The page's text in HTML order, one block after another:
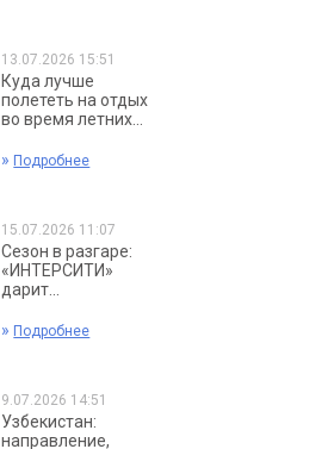
13.07.2026 15:51
Куда лучше
полететь на отдых
во время летних...
» Подробнее
15.07.2026 11:07
Сезон в разгаре:
«ИНТЕРСИТИ»
дарит...
» Подробнее
9.07.2026 14:51
Узбекистан:
направление,